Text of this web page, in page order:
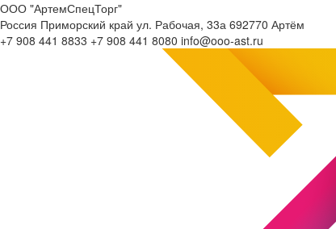
ООО "АртемСпецТорг"
Россия Приморский край ул. Рабочая, 33а 692770 Артём
+7 908 441 8833 +7 908 441 8080 info@ooo-ast.ru